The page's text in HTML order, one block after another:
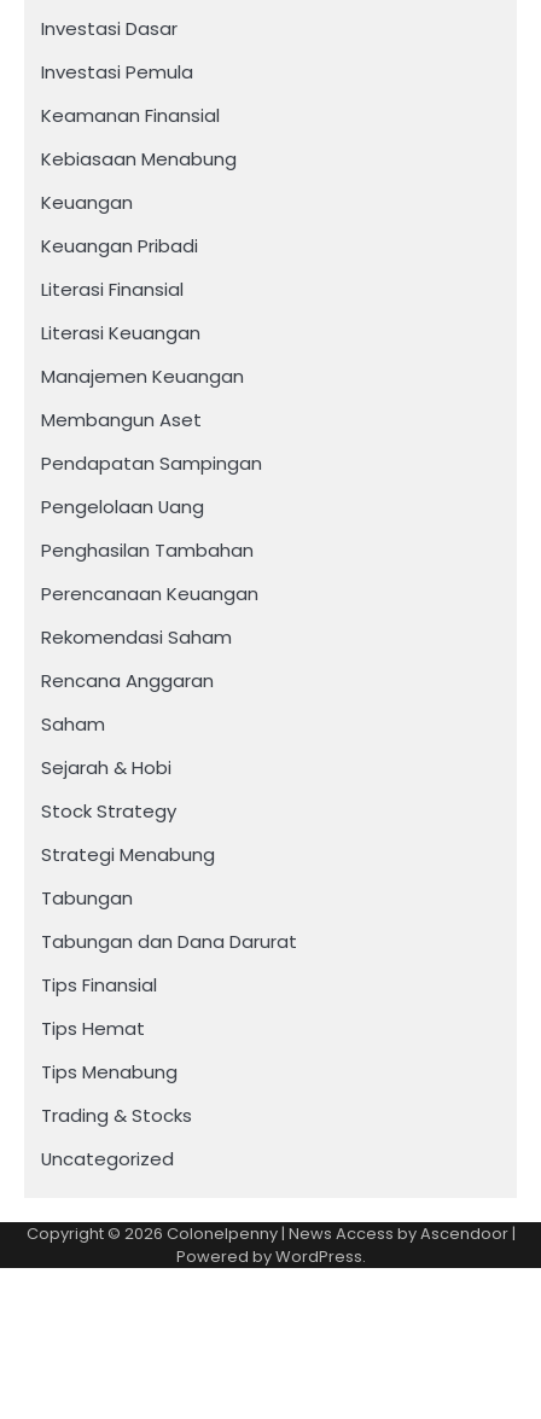
Investasi Dasar
Investasi Pemula
Keamanan Finansial
Kebiasaan Menabung
Keuangan
Keuangan Pribadi
Literasi Finansial
Literasi Keuangan
Manajemen Keuangan
Membangun Aset
Pendapatan Sampingan
Pengelolaan Uang
Penghasilan Tambahan
Perencanaan Keuangan
Rekomendasi Saham
Rencana Anggaran
Saham
Sejarah & Hobi
Stock Strategy
Strategi Menabung
Tabungan
Tabungan dan Dana Darurat
Tips Finansial
Tips Hemat
Tips Menabung
Trading & Stocks
Uncategorized
Copyright © 2026 Colonelpenny| News Access byAscendoor|
Powered byWordPress.